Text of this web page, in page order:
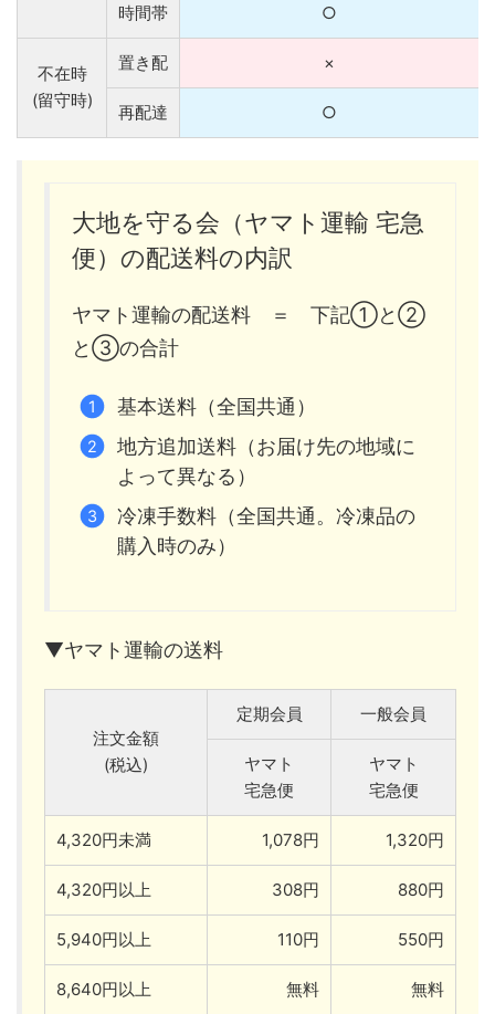
時間帯 ○
不在時
(留守時)
置き配 ×
再配達 ○
大地を守る会（ヤマト運輸 宅急
便）の配送料の内訳
ヤマト運輸の配送料 ＝ 下記①と②
と③の合計
基本送料（全国共通）
地方追加送料（お届け先の地域に
よって異なる）
冷凍手数料（全国共通。冷凍品の
購入時のみ）
▼ヤマト運輸の送料
注文金額
(税込)
定期会員 一般会員
ヤマト
宅急便
ヤマト
宅急便
4,320円未満 1,078円 1,320円
4,320円以上 308円 880円
5,940円以上 110円 550円
8,640円以上 無料 無料